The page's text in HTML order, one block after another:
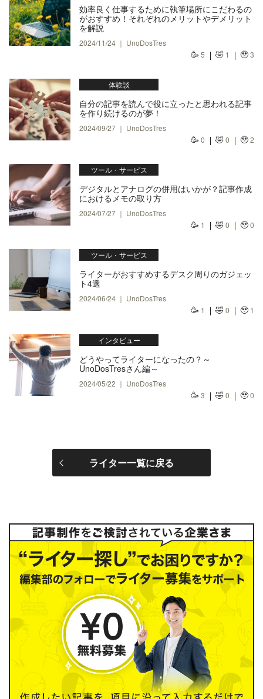
効率良く仕事するために執筆場所にこだわるの
がおすすめ！それぞれのメリットやデメリット
を解説
2024/11/24 ｜ UnoDosTres
🥳 5 🤣 1 🥹3
体験談
自分の記事を読んで役に立ったと思われる記事
を作り続けるのが夢！
2024/09/27 ｜ UnoDosTres
🥳 0 🤣0 🥹2
ツール・サービス
デジタルとアナログの併用はいかが？記事作成
におけるメモの取り方
2024/07/27 ｜ UnoDosTres
🥳 1 🤣0 🥹0
ツール・サービス
ライターがおすすめするデスク周りのガジェッ
ト4選
2024/06/24 ｜ UnoDosTres
🥳 1 🤣0 🥹 1
インタビュー
どうやってライターになったの？～
UnoDosTresさん編～
2024/05/22 ｜ UnoDosTres
🥳 3 🤣0 🥹0
ライター一覧に戻る